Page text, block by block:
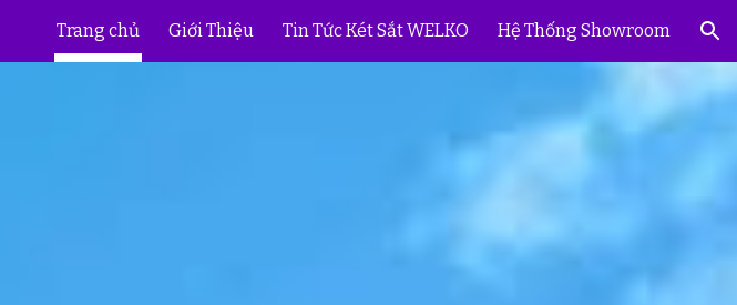
Skip to navigation
Trang chủ Giới Thiệu Tin Tức Két Sắt WELKO Hệ Thống Showroom